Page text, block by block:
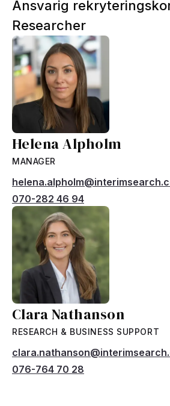
Ansvarig
Researcher
Helena Alpholm
MANAGER
070-282 46 94
Clara Nathanson
RESEARCH & BUSINESS SUPPORT
076-764 70 28